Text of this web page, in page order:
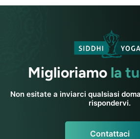
Miglioriamo la
Non esitate a inviarci qualsiasi
rispondervi.
Contattaci